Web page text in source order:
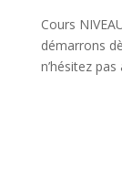
Cours
démarrons
n’hésitez